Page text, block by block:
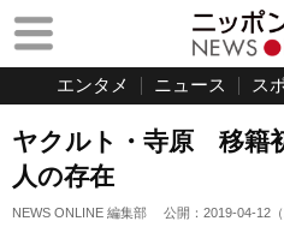
エンタメ ニュース ス
ヤクルト・寺原 移籍
人の存在
NEWS ONLINE 編集部 公開： 2019-04-12 （